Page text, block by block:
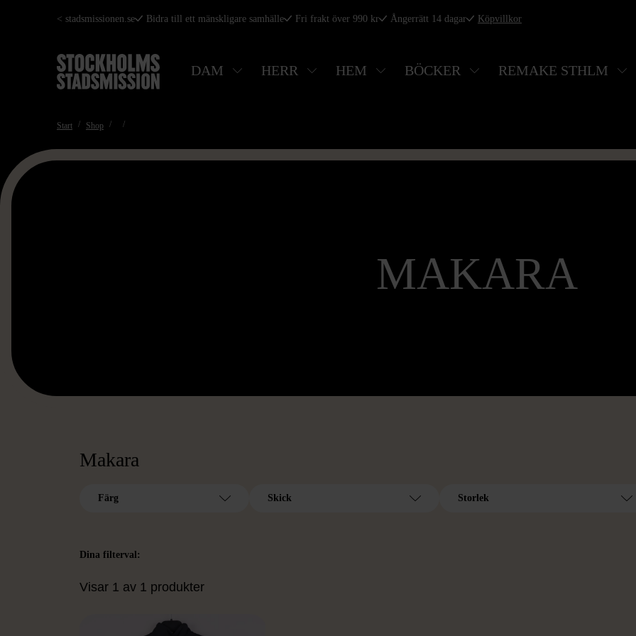
Hoppa
huvudinnehåll
< stadsmissionen.se Bidra till ett mänskligare samhälle Fri frakt över 990 kr Ångerrätt 14 dagar Köpvillkor
DAM HERR HEM BÖCKER REMAKE STHLM
Start Shop
MAKARA
Makara
Färg Skick Storlek
Dina filterval:
Visar 1 av 1 produkter